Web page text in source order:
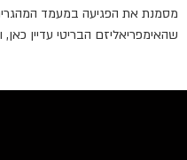
מסמנת את הפגיעה במעמד
שהאימפריאליזם הבריטי עדיין